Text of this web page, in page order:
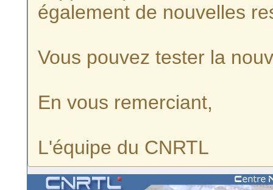
également de nouvelles
Vous pouvez tester la
En vous remerciant,
L'équipe du CNRTL